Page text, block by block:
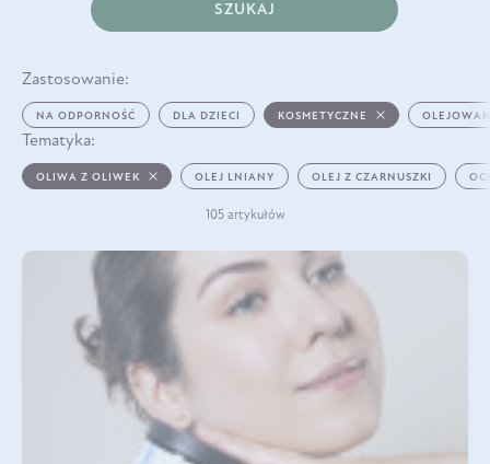
SZUKAJ
Zastosowanie:
NA ODPORNOŚĆ DLA DZIECI KOSMETYCZNE
Tematyka:
OLIWA Z OLIWEK OLEJ LNIANY OLEJ Z CZARNUSZKI
105 artykułów